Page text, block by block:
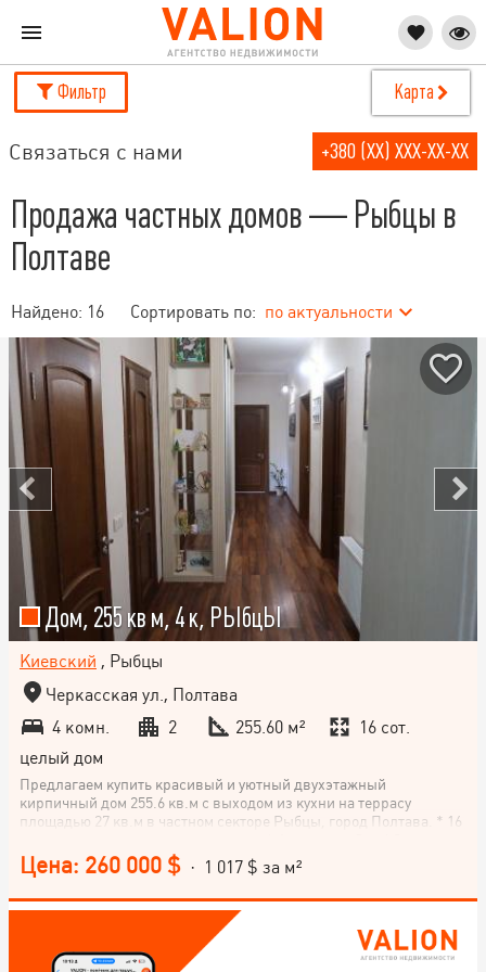
Фильтр Карта
Связаться с нами +380 (XX) XXX-XX-XX
Продажа частных домов — Рыбцы в
Полтаве
Найдено: 16 Сортировать по: по актуальности
Дом, 255 кв м, 4 к, РЬІбцЬІ
Киевский , Рыбцы
Черкасская ул., Полтава
4 комн.
2 255.60 м²
16 сот.
целый дом
Предлагаем купить красивый и уютный двухэтажный
кирпичный дом 255.6 кв.м с выходом из кухни на террасу
площадью 27 кв.м в частном секторе Рыбцы, город Полтава. * 16
спальные комнаты, кухню-студию, 2 санузла с ванной на первом
и с проектом душевой кабины на втором этаже. * Отопление
индивидуальное Национальное агентство недвижимости
VALION (Полтава, Львов, Ужгород, Киев, Харьков и еще 5
городов Украины) предлагает сервис покупки недвижимости. *
on-line обзор рынка недвижимости создает понимание рынка
Цена: 260 000 $ · 1 017 $ за м²